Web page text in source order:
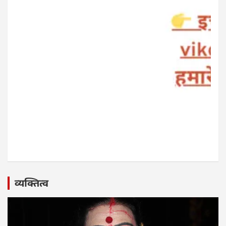
व्यक्तित्व